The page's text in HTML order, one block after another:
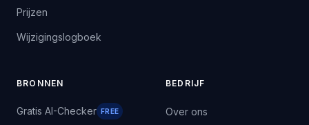
Prijzen
Wijzigingslogboek
BRONNEN
Gratis AI-Checker FREE
BEDRIJF
Over ons